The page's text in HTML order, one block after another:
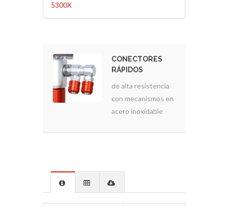
5300X
CONECTORES
RÁPIDOS
de alta resistencia
con mecanismos en
acero inoxidable